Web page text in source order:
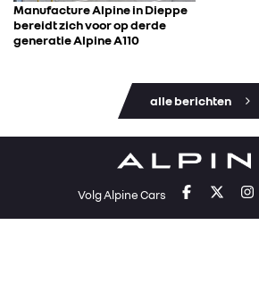
Manufacture Alpine in Dieppe
bereidt zich voor op derde
generatie Alpine A110
alle berichten
Volg Alpine Cars